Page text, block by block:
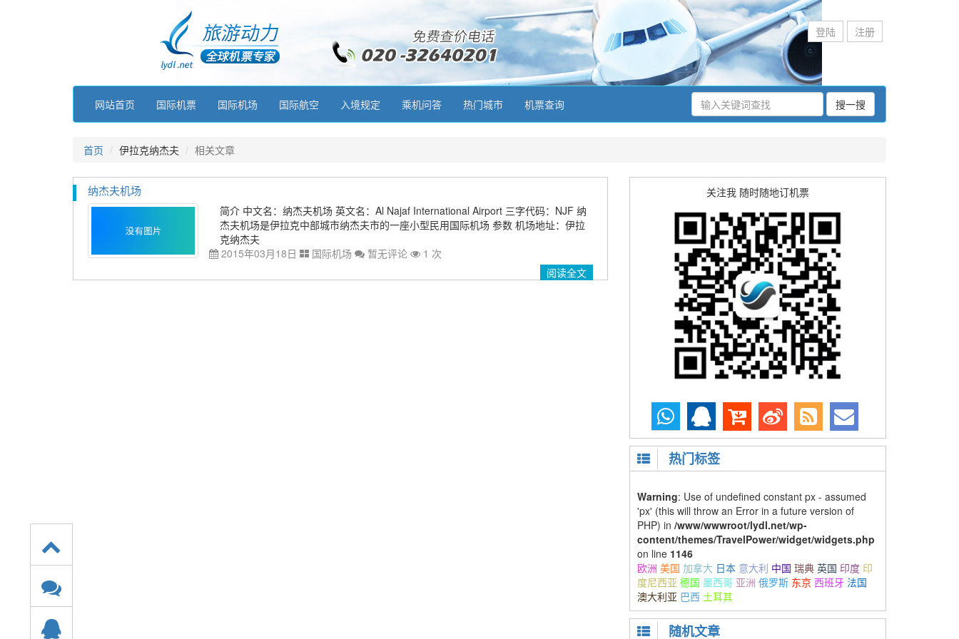
登陆 注册
网站首页 国际机票 国际机场 国际航空 入境规定 乘机问答 热门城市 机票查询 搜一搜
首页 伊拉克纳杰夫 相关文章
纳杰夫机场
简介 中文名：纳杰夫机场 英文名：Al Najaf International Airport 三字代码：NJF 纳
杰夫机场是伊拉克中部城市纳杰夫市的一座小型民用国际机场 参数 机场地址：伊拉
克纳杰夫
2015年03月18日
国际机场 暂无评论
1 次
阅读全文
关注我 随时随地订机票
热门标签
Warning: Use of undefined constant px - assumed
'px' (this will throw an Error in a future version of
PHP) in /www/wwwroot/lydl.net/wp-
content/themes/TravelPower/widget/widgets.php
on line 1146
欧洲 美国 加拿大 日本 意大利 中国 瑞典 英国 印度 印
度尼西亚 德国 墨西哥 亚洲 俄罗斯 东京 西班牙 法国
澳大利亚 巴西 土耳其
随机文章